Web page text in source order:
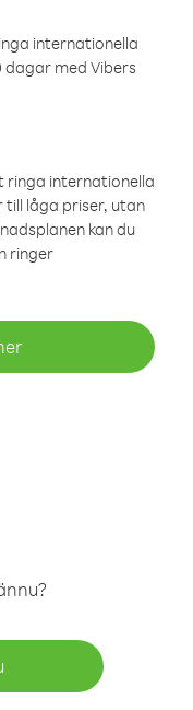
internationella
dagar med Vibers
ringa internationella
till låga priser, utan
kan du
ringer